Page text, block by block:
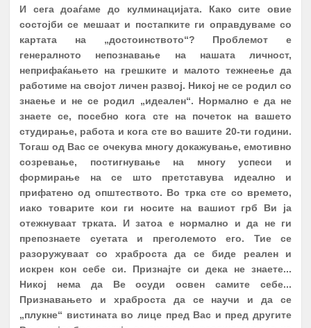
И сега доаѓаме до кулминацијата. Како сите овие
состојби се мешаат и постапките ги оправдуваме со
картата на „достоинството“? Проблемот е
генералното непознавање на нашата личност,
неприфаќањето на грешките и малото тежнеење да
работиме на својот личен развој. Никој не се родил со
знаење и не се родил „идеален“. Нормално е да не
знаете се, посебно кога сте на почеток на вашето
студирање, работа и кога сте во вашите 20-ти години.
Тогаш од Вас се очекува многу докажување, емотивно
созревање, постигнување на многу успеси и
формирање на се што претставува идеално и
прифатено од општеството. Во трка сте со времето,
иако товарите кои ги носите на вашиот грб Ви ја
отежнуваат трката. И затоа е нормално и да не ги
препознаете суетата и преголемото его. Тие се
разоружуваат со храброста да се биде реален и
искрен кон себе си. Признајте си дека не знаете...
Никој нема да Ве осуди освен самите себе...
Признавањето и храброста да се научи и да се
„плукне“ вистината во лице пред Вас и пред другите